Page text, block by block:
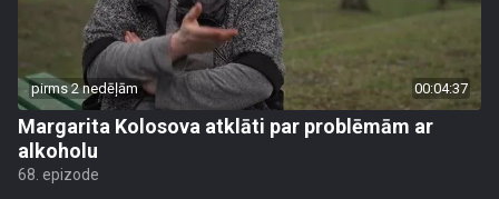
pirms 2 nedēļām 00:04:37
Margarita Kolosova atklāti par problēmām ar
alkoholu
68. epizode